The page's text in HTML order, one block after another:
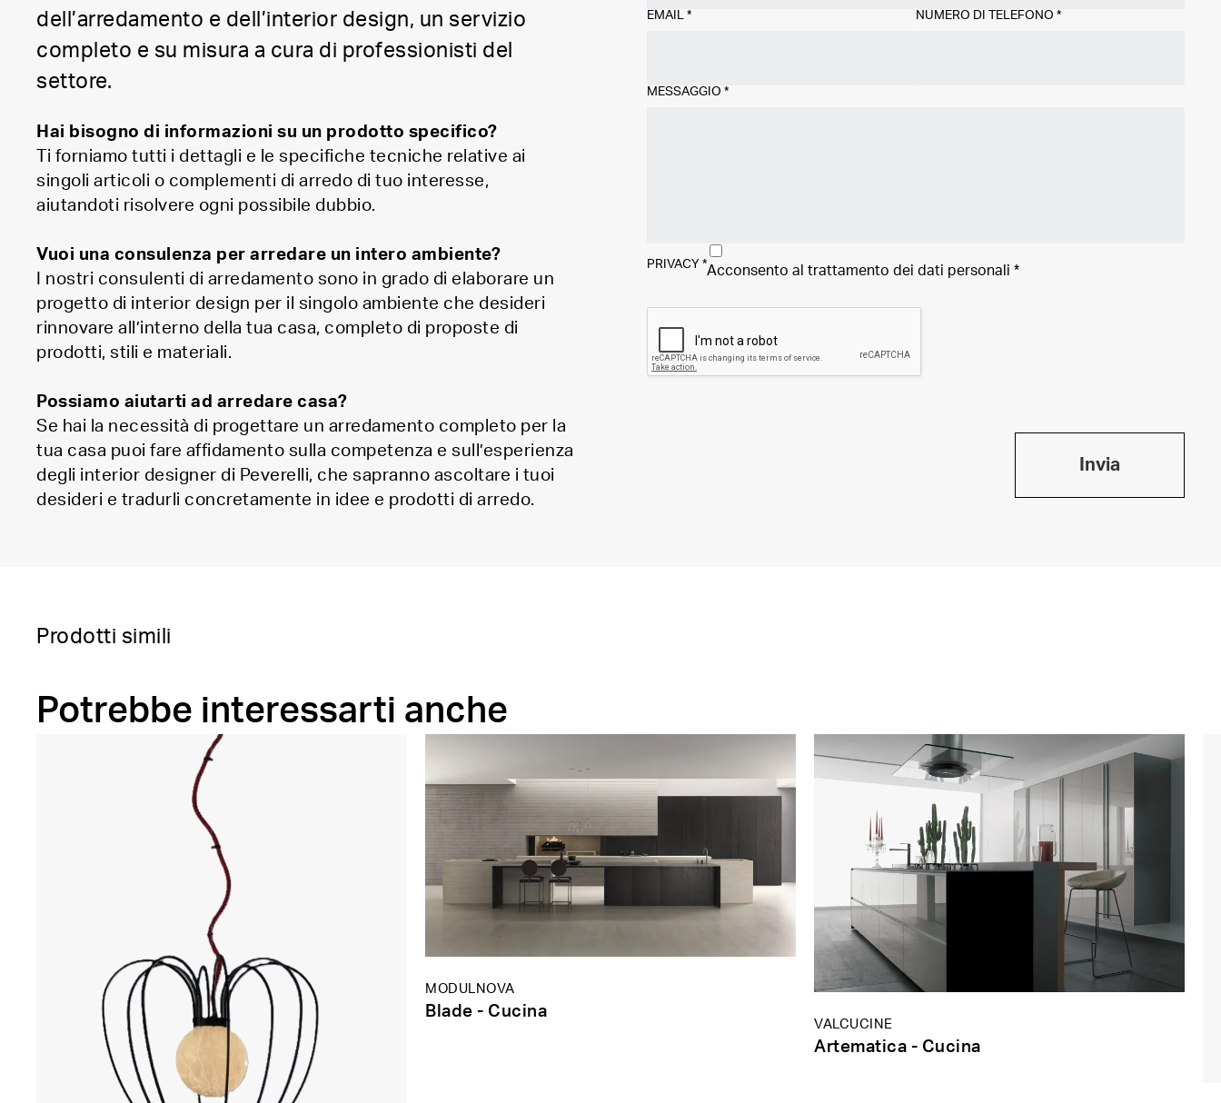
dell’arredamento e dell’interior design, un servizio
completo e su misura a cura di professionisti del
settore.
Hai bisogno di informazioni su un prodotto specifico?
Ti forniamo tutti i dettagli e le specifiche tecniche relative ai
singoli articoli o complementi di arredo di tuo interesse,
aiutandoti risolvere ogni possibile dubbio.
Vuoi una consulenza per arredare un intero ambiente?
I nostri consulenti di arredamento sono in grado di elaborare un
progetto di interior design per il singolo ambiente che desideri
rinnovare all’interno della tua casa, completo di proposte di
prodotti, stili e materiali.
Possiamo aiutarti ad arredare casa?
Se hai la necessità di progettare un arredamento completo per la
tua casa puoi fare affidamento sulla competenza e sull’esperienza
degli interior designer di Peverelli, che sapranno ascoltare i tuoi
desideri e tradurli concretamente in idee e prodotti di arredo.
EMAIL * NUMERO DI TELEFONO *
MESSAGGIO *
PRIVACY *Acconsento al trattamento dei dati personali *
Invia
Prodotti simili
Potrebbe interessarti anche
MODULNOVA
Blade - Cucina
VALCUCINE
Artematica - Cucina